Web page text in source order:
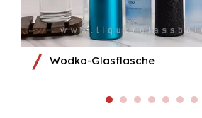
Wodka-Glasflasche